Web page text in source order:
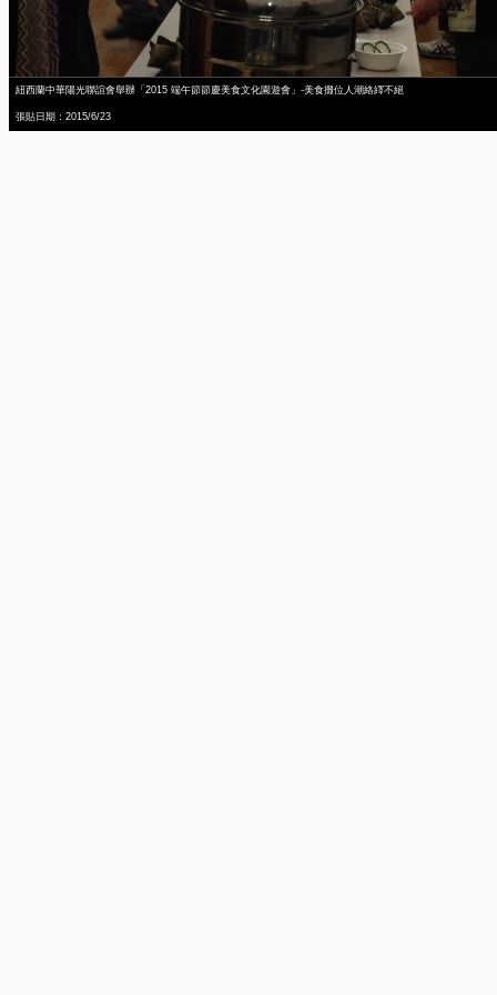
紐西蘭中華陽光聯誼會舉辦「2015 端午節節慶美食文化園遊會」-美食攤位人潮絡繹不絕
張貼日期：2015/6/23